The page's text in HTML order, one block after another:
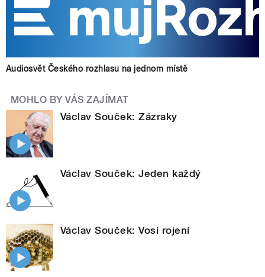
Audiosvět Českého rozhlasu na jednom místě
MOHLO BY VÁS ZAJÍMAT
Václav Souček: Zázraky
Václav Souček: Jeden každý
Václav Souček: Vosí rojení